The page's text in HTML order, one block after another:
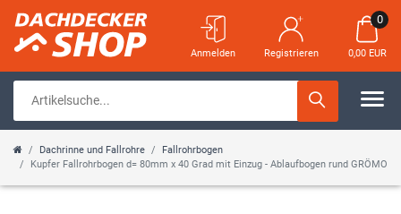
Anmelden Registrieren
0
0,00 EUR
Dachrinne und Fallrohre
Fallrohrbogen
Kupfer Fallrohrbogen d= 80mm x 40 Grad mit Einzug - Ablaufbogen rund GRÖMO